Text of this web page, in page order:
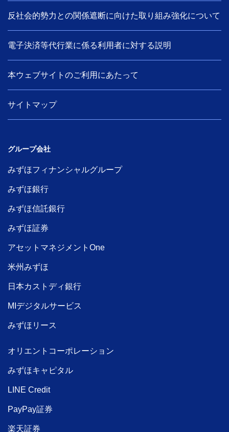
反社会的勢力との関係遮断に向けた取り組み強化について
電子決済等代行業に係る利用者に対する説明
本ウェブサイトのご利用にあたって
サイトマップ
グループ会社
みずほフィナンシャルグループ
みずほ銀行
みずほ信託銀行
みずほ証券
アセットマネジメントOne
米州みずほ
日本カストディ銀行
MIデジタルサービス
みずほリース
オリエントコーポレーション
みずほキャピタル
LINE Credit
PayPay証券
楽天証券